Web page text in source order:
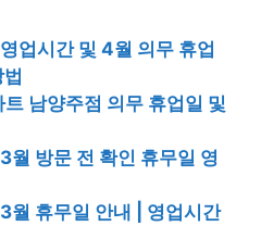
업시간 및 4월 의무 휴업
남양주점 의무 휴업일 및
월 방문 전 확인 휴무일 영
월 휴무일 안내 | 영업시간